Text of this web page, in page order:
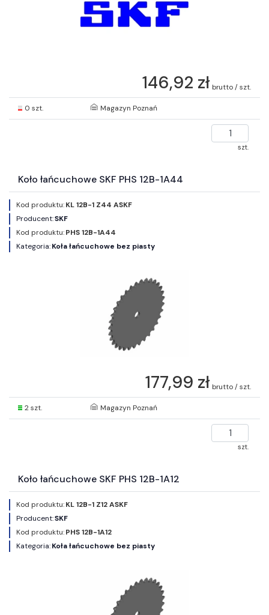
146,92 zł brutto / szt.
0 szt. Magazyn Poznań
szt.
Koło łańcuchowe SKF PHS 12B-1A44
Kod produktu:KL 12B-1 Z44 ASKF
Producent:SKF
Kod produktu:PHS 12B-1A44
Kategoria:Koła łańcuchowe bez piasty
177,99 zł brutto / szt.
2 szt. Magazyn Poznań
szt.
Koło łańcuchowe SKF PHS 12B-1A12
Kod produktu:KL 12B-1 Z12 ASKF
Producent:SKF
Kod produktu:PHS 12B-1A12
Kategoria:Koła łańcuchowe bez piasty